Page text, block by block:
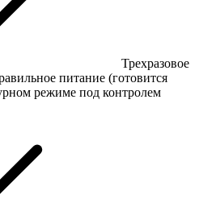
Трехразовое
питание (готовится
режиме под контролем